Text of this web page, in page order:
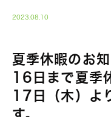
2023.08.10
夏季休暇のお
16日まで夏季
17日（木）よ
す。